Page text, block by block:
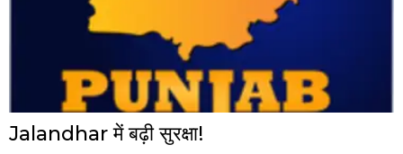
Jalandhar में बढ़ी सुरक्षा!